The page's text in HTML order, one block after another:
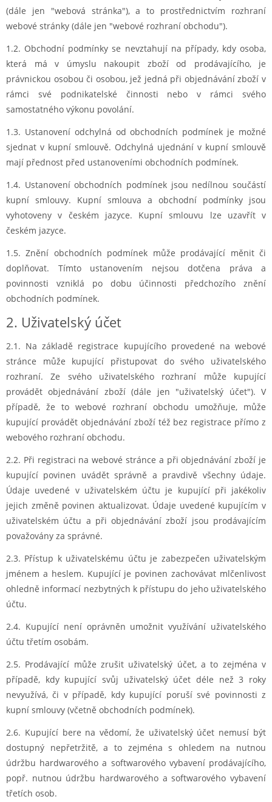
(dále jen "webová stránka"), a to prostřednictvím rozhraní
webové stránky (dále jen "webové rozhraní obchodu").
1.2. Obchodní podmínky se nevztahují na případy, kdy osoba,
která má v úmyslu nakoupit zboží od prodávajícího, je
právnickou osobou či osobou, jež jedná při objednávání zboží v
rámci své podnikatelské činnosti nebo v rámci svého
samostatného výkonu povolání.
1.3. Ustanovení odchylná od obchodních podmínek je možné
sjednat v kupní smlouvě. Odchylná ujednání v kupní smlouvě
mají přednost před ustanoveními obchodních podmínek.
1.4. Ustanovení obchodních podmínek jsou nedílnou součástí
kupní smlouvy. Kupní smlouva a obchodní podmínky jsou
vyhotoveny v českém jazyce. Kupní smlouvu lze uzavřít v
českém jazyce.
1.5. Znění obchodních podmínek může prodávající měnit či
doplňovat. Tímto ustanovením nejsou dotčena práva a
povinnosti vzniklá po dobu účinnosti předchozího znění
obchodních podmínek.
2. Uživatelský účet
2.1. Na základě registrace kupujícího provedené na webové
stránce může kupující přistupovat do svého uživatelského
rozhraní. Ze svého uživatelského rozhraní může kupující
provádět objednávání zboží (dále jen "uživatelský účet"). V
případě, že to webové rozhraní obchodu umožňuje, může
kupující provádět objednávání zboží též bez registrace přímo z
webového rozhraní obchodu.
2.2. Při registraci na webové stránce a při objednávání zboží je
kupující povinen uvádět správně a pravdivě všechny údaje.
Údaje uvedené v uživatelském účtu je kupující při jakékoliv
jejich změně povinen aktualizovat. Údaje uvedené kupujícím v
uživatelském účtu a při objednávání zboží jsou prodávajícím
považovány za správné.
2.3. Přístup k uživatelskému účtu je zabezpečen uživatelským
jménem a heslem. Kupující je povinen zachovávat mlčenlivost
ohledně informací nezbytných k přístupu do jeho uživatelského
účtu.
2.4. Kupující není oprávněn umožnit využívání uživatelského
účtu třetím osobám.
2.5. Prodávající může zrušit uživatelský účet, a to zejména v
případě, kdy kupující svůj uživatelský účet déle než 3 roky
nevyužívá, či v případě, kdy kupující poruší své povinnosti z
kupní smlouvy (včetně obchodních podmínek).
2.6. Kupující bere na vědomí, že uživatelský účet nemusí být
dostupný nepřetržitě, a to zejména s ohledem na nutnou
údržbu hardwarového a softwarového vybavení prodávajícího,
popř. nutnou údržbu hardwarového a softwarového vybavení
třetích osob.